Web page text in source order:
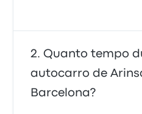
Quanto tempo
autocarro de
Barcelona?